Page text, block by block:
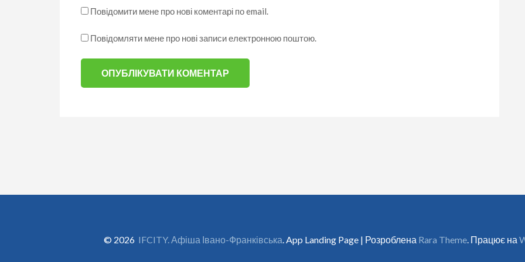
Повідомити мене про нові коментарі по email.
Повідомляти мене про нові записи електронною поштою.
© 2026 IFCITY. Афіша Івано-Франківська. App Landing Page | Розроблена Rara Theme. Працює на